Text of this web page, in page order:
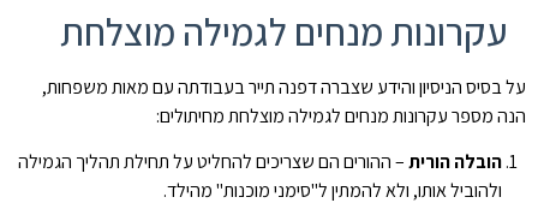
עקרונות מנחים לגמילה מוצלחת
על בסיס הניסיון והידע שצברה דפנה תייר בעבודתה עם מאות משפחות,
הנה מספר עקרונות מנחים לגמילה מוצלחת מחיתולים:
הובלה הורית– ההורים הם שצריכים להחליט על תחילת תהליך הגמילה
ולהוביל אותו, ולא להמתין ל"סימני מוכנות" מהילד.